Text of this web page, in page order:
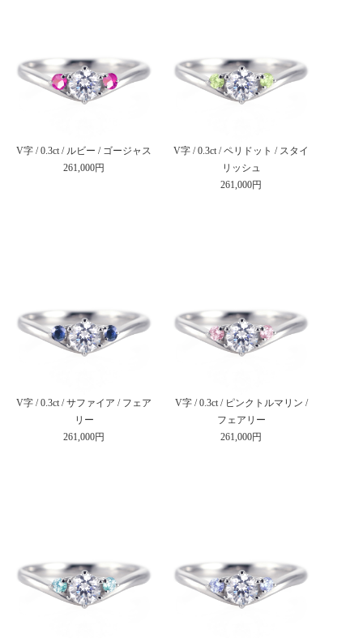
V字 / 0.3ct / ルビー / ゴージャス
261,000円
V字 / 0.3ct / ペリドット / スタイ
リッシュ
261,000円
V字 / 0.3ct / サファイア / フェア
リー
261,000円
V字 / 0.3ct / ピンクトルマリン /
フェアリー
261,000円